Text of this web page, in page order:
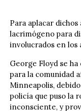
Para aplacar
lacrimógeno para
involucrados en los
George Floyd se
para la comunidad
Minneapolis,
policía que puso la
inconsciente, y